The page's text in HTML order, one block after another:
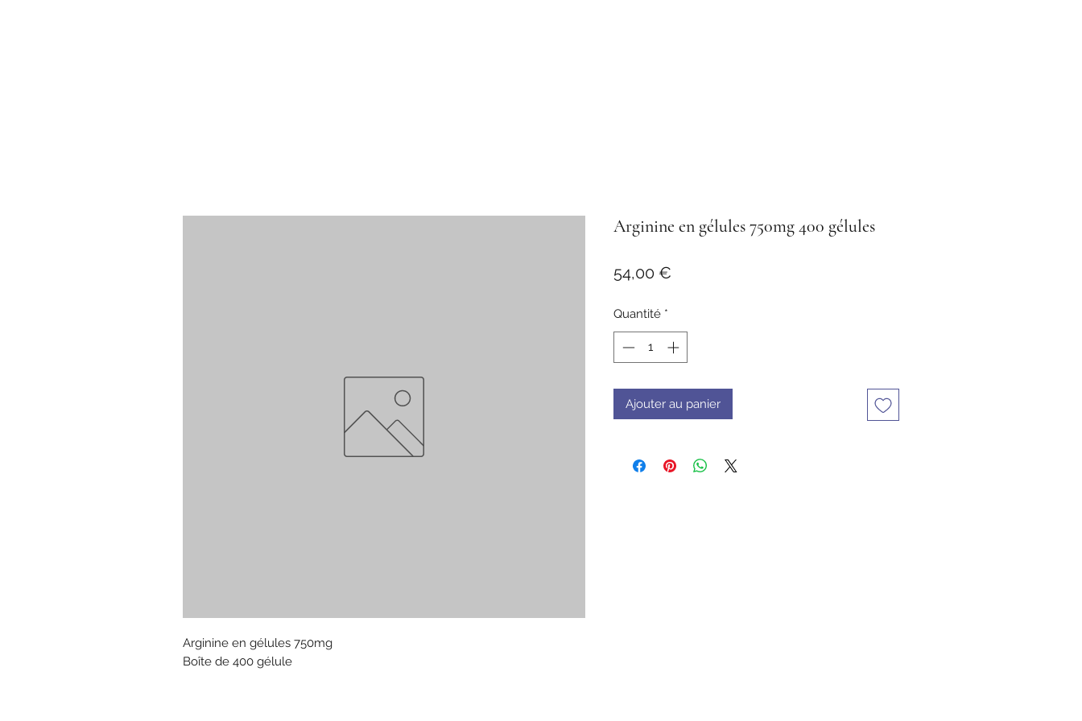
Arginine en gélules 750mg
Boîte de 400 gélule
Arginine en gélules 750mg 400 gélules
54,00 €
Quantité *
Ajouter au panier